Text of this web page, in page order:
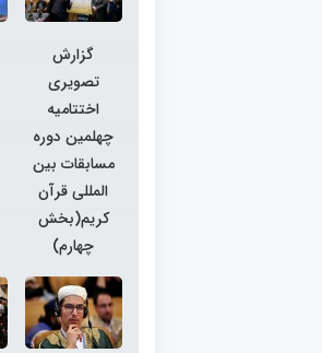
گزارش
تصویری
اختتامیه
چهلمین دوره
مسابقات بین
المللی قرآن
کریم(بخش
چهارم)